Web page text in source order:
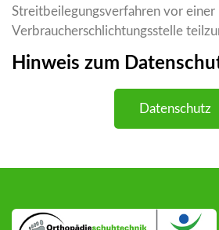
Streitbeilegungsverfahren vor einer
Verbraucherschlichtungsstelle
Hinweis zum
Datenschutz